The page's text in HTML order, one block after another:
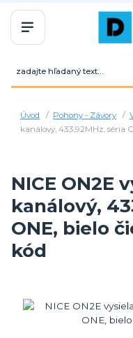
Úvod Pohony - Závory
kanálový, 433,92MHz, séria
NICE ON2E
kanálový,
ONE, bielo
kód